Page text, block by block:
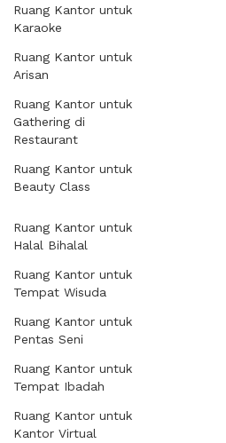
Ruang Kantor untuk
Karaoke
Ruang Kantor untuk
Arisan
Ruang Kantor untuk
Gathering di
Restaurant
Ruang Kantor untuk
Beauty Class
Ruang Kantor untuk
Halal Bihalal
Ruang Kantor untuk
Tempat Wisuda
Ruang Kantor untuk
Pentas Seni
Ruang Kantor untuk
Tempat Ibadah
Ruang Kantor untuk
Kantor Virtual